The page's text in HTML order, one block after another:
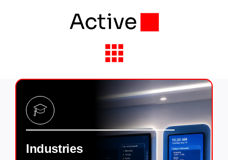
Toggle
Navigation
Industries
Partners
Industries